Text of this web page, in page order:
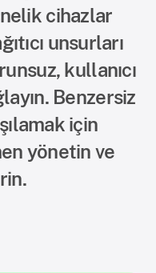
cihazlar
unsurları
kullanıcı
Benzersiz
için
yönetin ve